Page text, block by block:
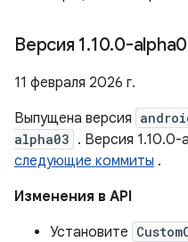
Версия 1.10.0-
11 февраля 2026 г.
Выпущена версия
alpha03 . Версия
следующие коммиты .
Изменения в API
Установите